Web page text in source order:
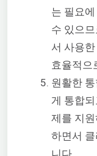
는 필요
수 있으
서 사용
효율적으
원활한
게 통합
제를 지
하면서
니다.